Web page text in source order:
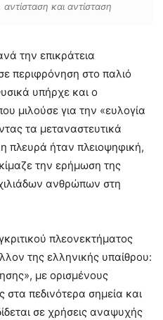
και αντίσταση
την επικράτεια
περιφρόνηση στο παλιό
υπήρχε και ο
μιλούσε για την «ευλογία
τα μεταναστευτικά
πλευρά ήταν πλειοψηφική,
την ερήμωση της
ανθρώπων στη
πλεονεκτήματος
της ελληνικής υπαίθρου:
με ορισμένους
πεδινότερα σημεία και
σε χρήσεις αναψυχής